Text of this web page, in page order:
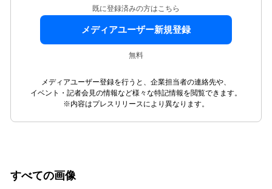
既に登録済みの方はこちら
メディアユーザー新規登録
無料
メディアユーザー登録を行うと、企業担当者の連絡先や、
イベント・記者会見の情報など様々な特記情報を閲覧できます。
※内容はプレスリリースにより異なります。
すべての画像